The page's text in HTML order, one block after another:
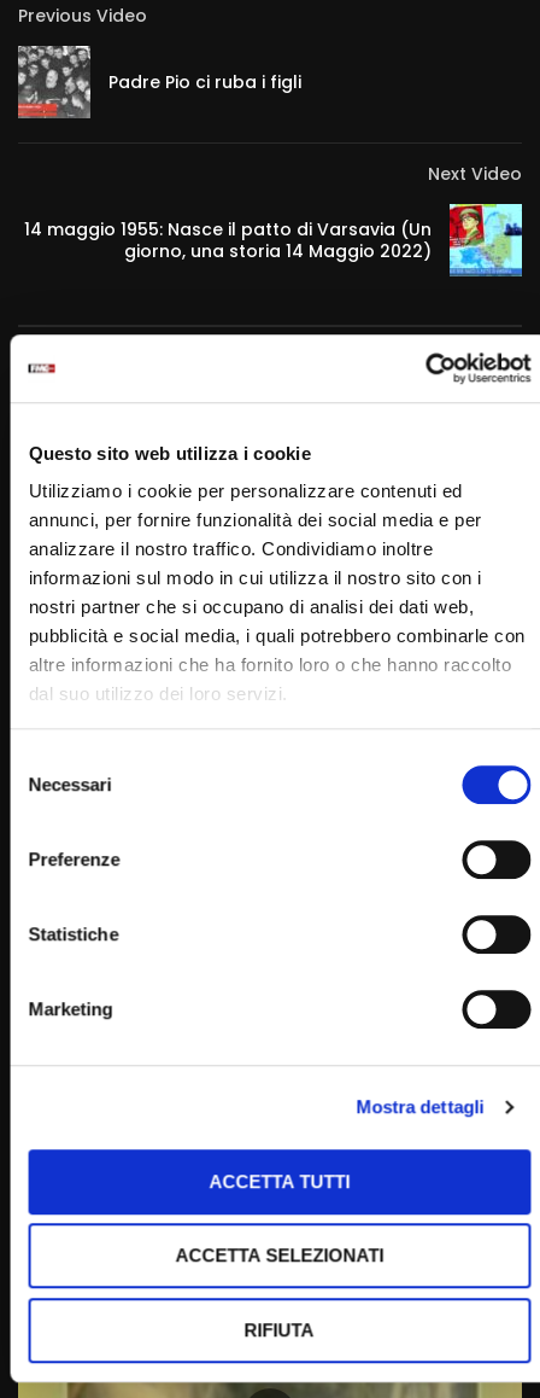
Questo sito web utilizza i cookie
Utilizziamo i cookie per personalizzare contenuti ed
annunci, per fornire funzionalità dei social media e per
analizzare il nostro traffico. Condividiamo inoltre
informazioni sul modo in cui utilizza il nostro sito con i
nostri partner che si occupano di analisi dei dati web,
pubblicità e social media, i quali potrebbero combinarle con
altre informazioni che ha fornito loro o che hanno raccolto
dal suo utilizzo dei loro servizi.
delNecessari
Preferenze
Statistiche
Marketing
Mostra dettagli
ACCETTA TUTTI
ACCETTA SELEZIONATI
RIFIUTA
Previous Video
Padre Pio ci ruba i figli
Next Video
14 maggio 1955: Nasce il patto di Varsavia (Un
giorno, una storia 14 Maggio 2022)
RELATED VIDEOS
04:41
STAFF
0
9.6K
Beata Vergine Maria di Fatima (Un giorno, un Santo 13
STAFF
13/05/2022